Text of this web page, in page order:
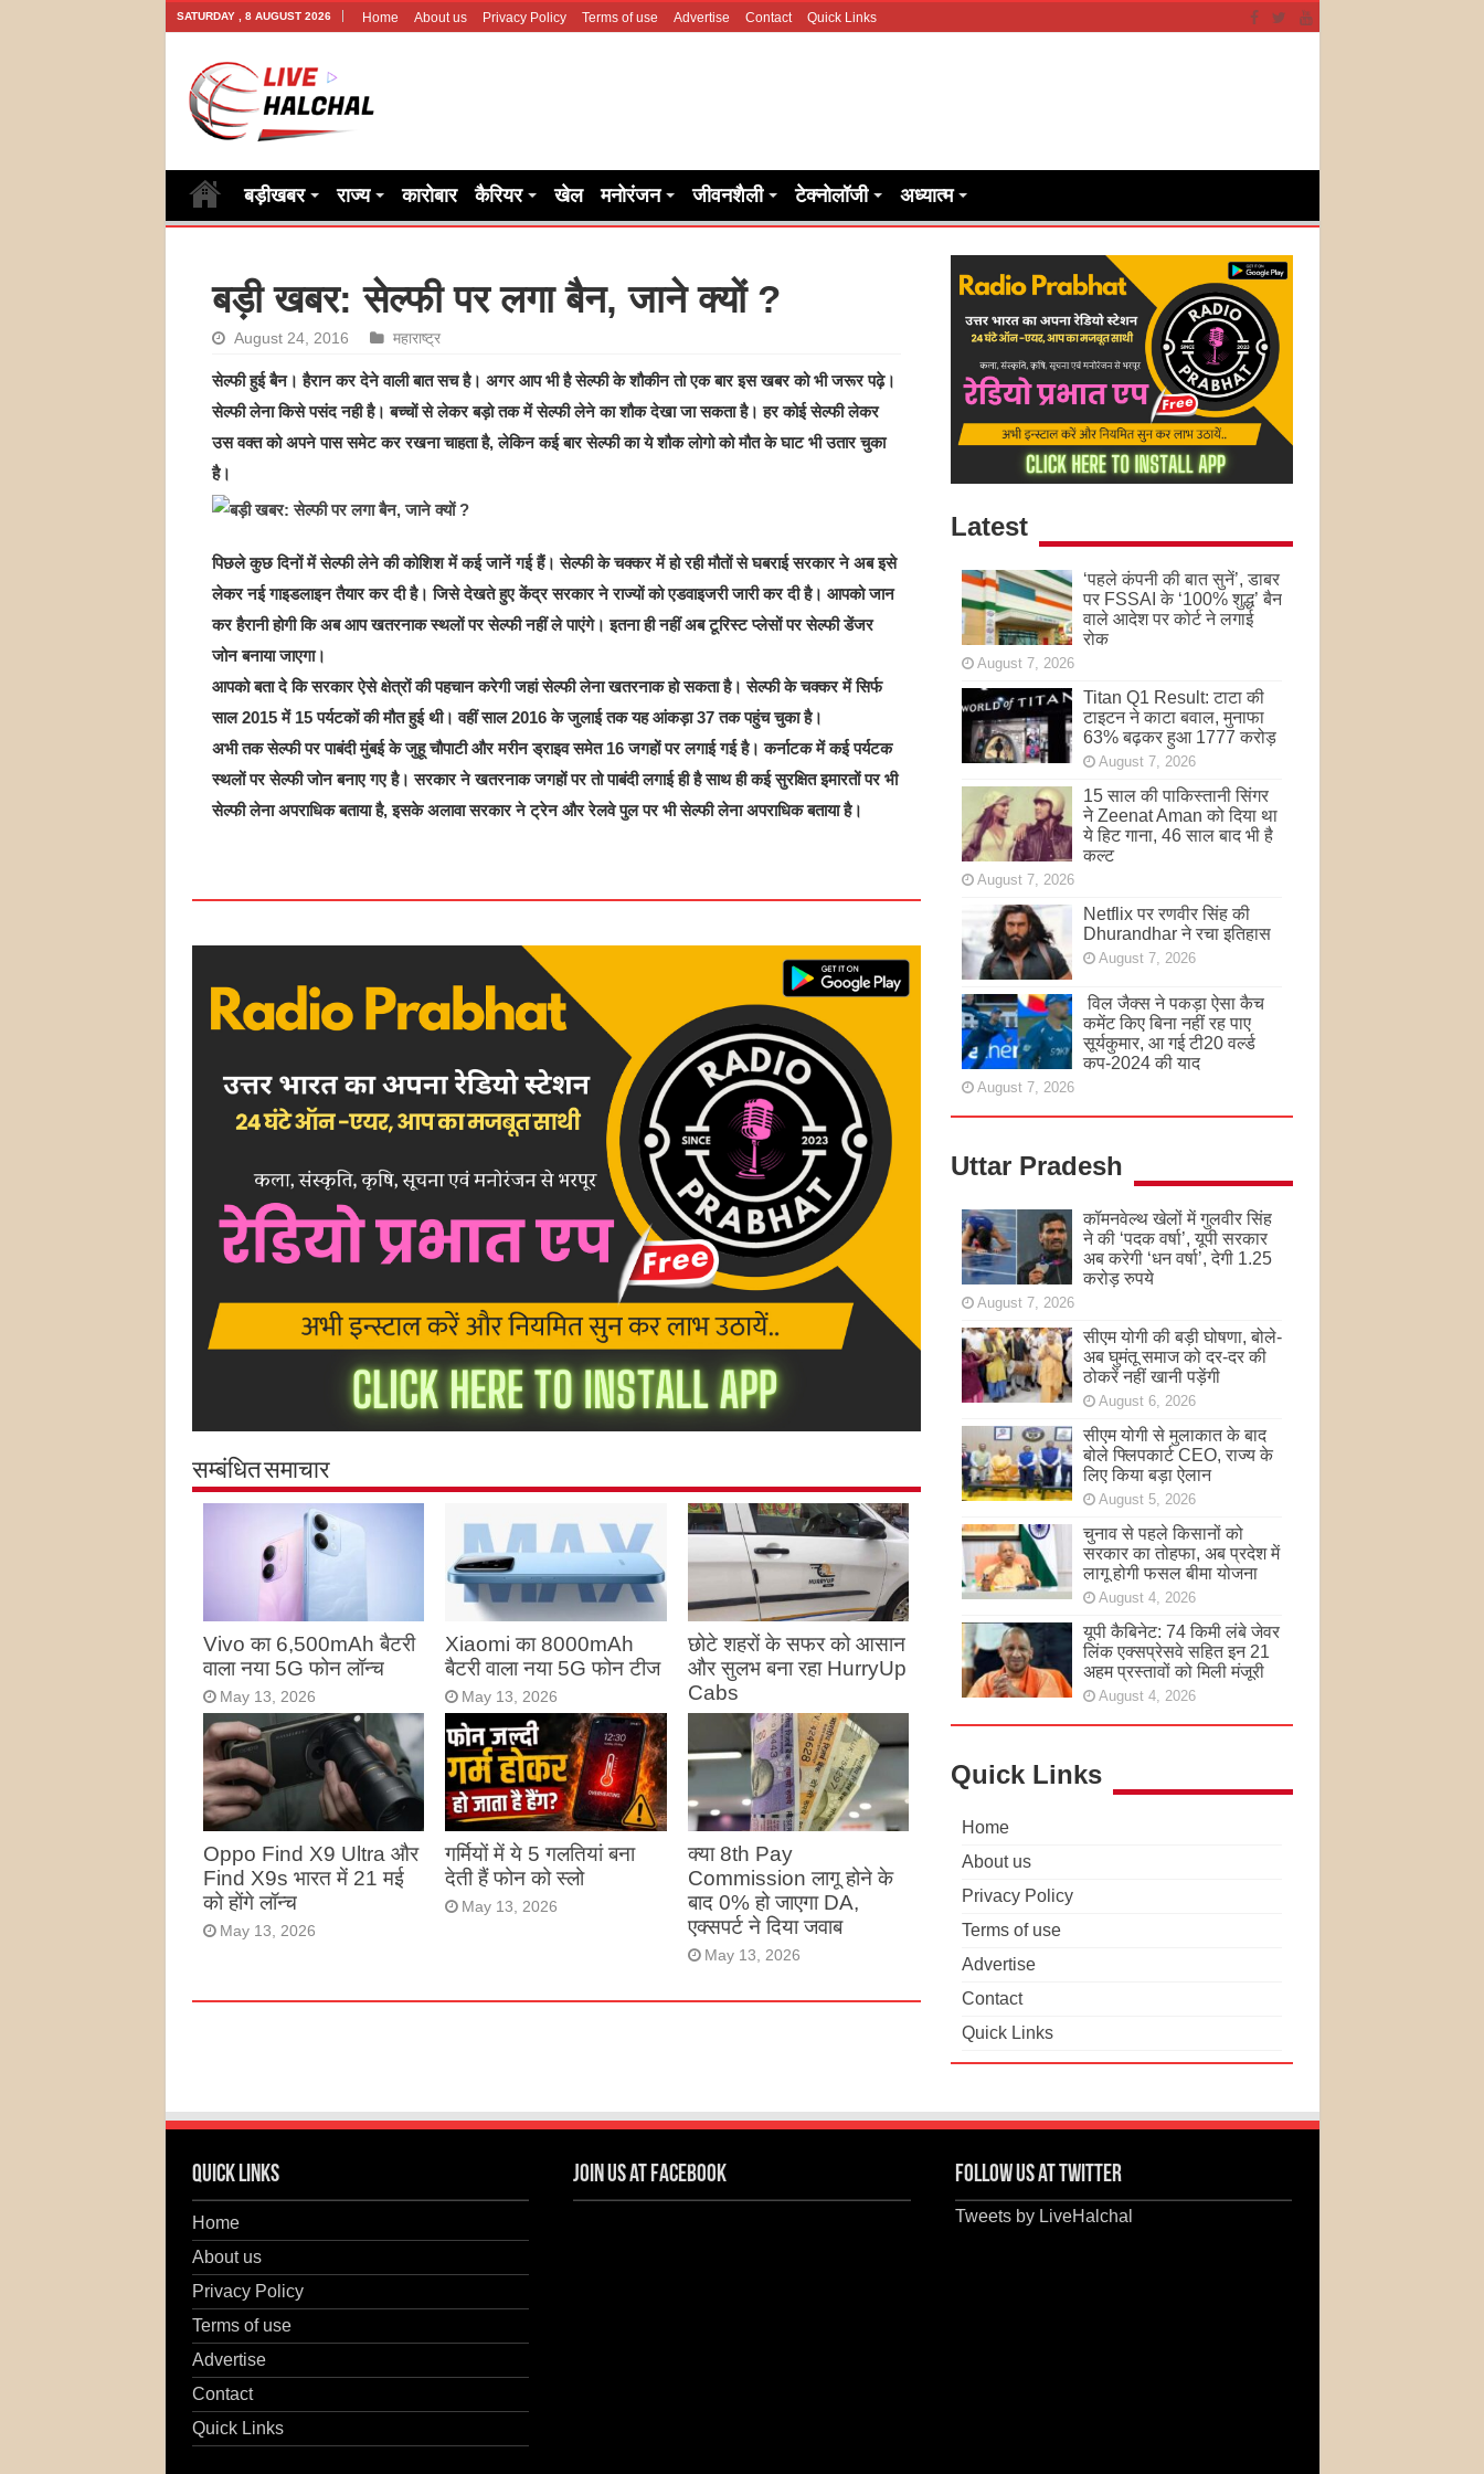
SATURDAY , 8 AUGUST 2026 Home About us Privacy Policy Terms of use Advertise Contact Quick Links
बड़ीखबर राज्य कारोबार कैरियर खेल मनोरंजन जीवनशैली टेक्नोलॉजी अध्यात्म
बड़ी खबर: सेल्फी पर लगा बैन, जाने क्यों ?
August 24, 2016 महाराष्ट्र
सेल्फी हुई बैन। हैरान कर देने वाली बात सच है। अगर आप भी है सेल्फी के शौकीन तो एक बार इस खबर को भी जरूर पढ़े।
सेल्फी लेना किसे पसंद नही है। बच्चों से लेकर बड़ो तक में सेल्फी लेने का शौक देखा जा सकता है। हर कोई सेल्फी लेकर
उस वक्त को अपने पास समेट कर रखना चाहता है, लेकिन कई बार सेल्फी का ये शौक लोगो को मौत के घाट भी उतार चुका
है।
पिछले कुछ दिनों में सेल्फी लेने की कोशिश में कई जानें गई हैं। सेल्फी के चक्कर में हो रही मौतों से घबराई सरकार ने अब इसे
लेकर नई गाइडलाइन तैयार कर दी है। जिसे देखते हुए केंद्र सरकार ने राज्यों को एडवाइजरी जारी कर दी है। आपको जान
कर हैरानी होगी कि अब आप खतरनाक स्थलों पर सेल्फी नहीं ले पाएंगे। इतना ही नहीं अब टूरिस्ट प्लेसों पर सेल्फी डेंजर
जोन बनाया जाएगा।
आपको बता दे कि सरकार ऐसे क्षेत्रों की पहचान करेगी जहां सेल्फी लेना खतरनाक हो सकता है। सेल्फी के चक्कर में सिर्फ
साल 2015 में 15 पर्यटकों की मौत हुई थी। वहीं साल 2016 के जुलाई तक यह आंकड़ा 37 तक पहुंच चुका है।
अभी तक सेल्फी पर पाबंदी मुंबई के जुहू चौपाटी और मरीन ड्राइव समेत 16 जगहों पर लगाई गई है। कर्नाटक में कई पर्यटक
स्थलों पर सेल्फी जोन बनाए गए है। सरकार ने खतरनाक जगहों पर तो पाबंदी लगाई ही है साथ ही कई सुरक्षित इमारतों पर भी
सेल्फी लेना अपराधिक बताया है, इसके अलावा सरकार ने ट्रेन और रेलवे पुल पर भी सेल्फी लेना अपराधिक बताया है।
सम्बंधित समाचार
Vivo का 6,500mAh बैटरी
वाला नया 5G फोन लॉन्च
May 13, 2026
Xiaomi का 8000mAh
बैटरी वाला नया 5G फोन टीज
May 13, 2026
छोटे शहरों के सफर को आसान
और सुलभ बना रहा HurryUp
Cabs
May 13, 2026
Oppo Find X9 Ultra और
Find X9s भारत में 21 मई
को होंगे लॉन्च
May 13, 2026
गर्मियों में ये 5 गलतियां बना
देती हैं फोन को स्लो
May 13, 2026
क्या 8th Pay
Commission लागू होने के
बाद 0% हो जाएगा DA,
एक्सपर्ट ने दिया जवाब
May 13, 2026
Latest
‘पहले कंपनी की बात सुनें’, डाबर
पर FSSAI के ‘100% शुद्ध’ बैन
वाले आदेश पर कोर्ट ने लगाई
रोक
August 7, 2026
Titan Q1 Result: टाटा की
टाइटन ने काटा बवाल, मुनाफा
63% बढ़कर हुआ 1777 करोड़
August 7, 2026
15 साल की पाकिस्तानी सिंगर
ने Zeenat Aman को दिया था
ये हिट गाना, 46 साल बाद भी है
कल्ट
August 7, 2026
Netflix पर रणवीर सिंह की
Dhurandhar ने रचा इतिहास
August 7, 2026
विल जैक्स ने पकड़ा ऐसा कैच
कमेंट किए बिना नहीं रह पाए
सूर्यकुमार, आ गई टी20 वर्ल्ड
कप-2024 की याद
August 7, 2026
Uttar Pradesh
कॉमनवेल्थ खेलों में गुलवीर सिंह
ने की ‘पदक वर्षा’, यूपी सरकार
अब करेगी ‘धन वर्षा’, देगी 1.25
करोड़ रुपये
August 7, 2026
सीएम योगी की बड़ी घोषणा, बोले-
अब घुमंतू समाज को दर-दर की
ठोकरें नहीं खानी पड़ेंगी
August 6, 2026
सीएम योगी से मुलाकात के बाद
बोले फ्लिपकार्ट CEO, राज्य के
लिए किया बड़ा ऐलान
August 5, 2026
चुनाव से पहले किसानों को
सरकार का तोहफा, अब प्रदेश में
लागू होगी फसल बीमा योजना
August 4, 2026
यूपी कैबिनेट: 74 किमी लंबे जेवर
लिंक एक्सप्रेसवे सहित इन 21
अहम प्रस्तावों को मिली मंजूरी
August 4, 2026
Quick Links
Home
About us
Privacy Policy
Terms of use
Advertise
Contact
Quick Links
Quick Links
Home
About us
Privacy Policy
Terms of use
Advertise
Contact
Quick Links
Join us at Facebook Follow us at Twitter
Tweets by LiveHalchal